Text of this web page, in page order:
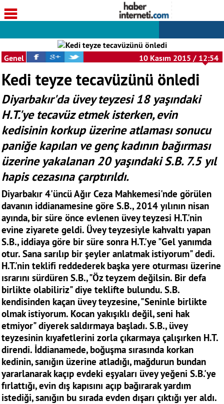
Genel 10 Kasım 2015 / 12:54
Kedi teyze tecavüzünü önledi
Diyarbakır'da üvey teyzesi 18 yaşındaki
H.T.'ye tecavüz etmek isterken, evin
kedisinin korkup üzerine atlaması sonucu
paniğe kapılan ve genç kadının bağırması
üzerine yakalanan 20 yaşındaki S.B. 7.5 yıl
hapis cezasına çarptırıldı.
Diyarbakır 4'üncü Ağır Ceza Mahkemesi'nde görülen
davanın iddianamesine göre S.B., 2014 yılının nisan
ayında, bir süre önce evlenen üvey teyzesi H.T.'nin
evine ziyarete geldi. Üvey teyzesiyle kahvaltı yapan
S.B., iddiaya göre bir süre sonra H.T.'ye "Gel yanımda
otur. Sana sarılıp bir şeyler anlatmak istiyorum" dedi.
H.T.'nin teklifi reddederek başka yere oturması üzerine
ısrarını sürdüren S.B., "Öz teyzem değilsin. Bir defa
birlikte olabiliriz" diye teklifte bulundu. S.B.
kendisinden kaçan üvey teyzesine, "Seninle birlikte
olmak istiyorum. Kocan yakışıklı değil, seni hak
etmiyor" diyerek saldırmaya başladı. S.B., üvey
teyzesinin kıyafetlerini zorla çıkarmaya çalışırken H.T.
direndi. İddianamede, boğuşma sırasında korkan
kedinin, sanığın üzerine atladığı, mağdurun bundan
yararlanarak kaçıp evdeki eşyaları üvey yeğeni S.B.'ye
fırlattığı, evin dış kapısını açıp bağırarak yardım
istediği, sanığın bu sırada evden dışarı çıktığı yer aldı.